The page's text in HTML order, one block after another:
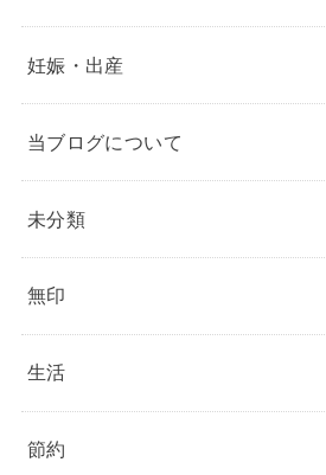
妊娠・出産
当ブログについて
未分類
無印
生活
節約